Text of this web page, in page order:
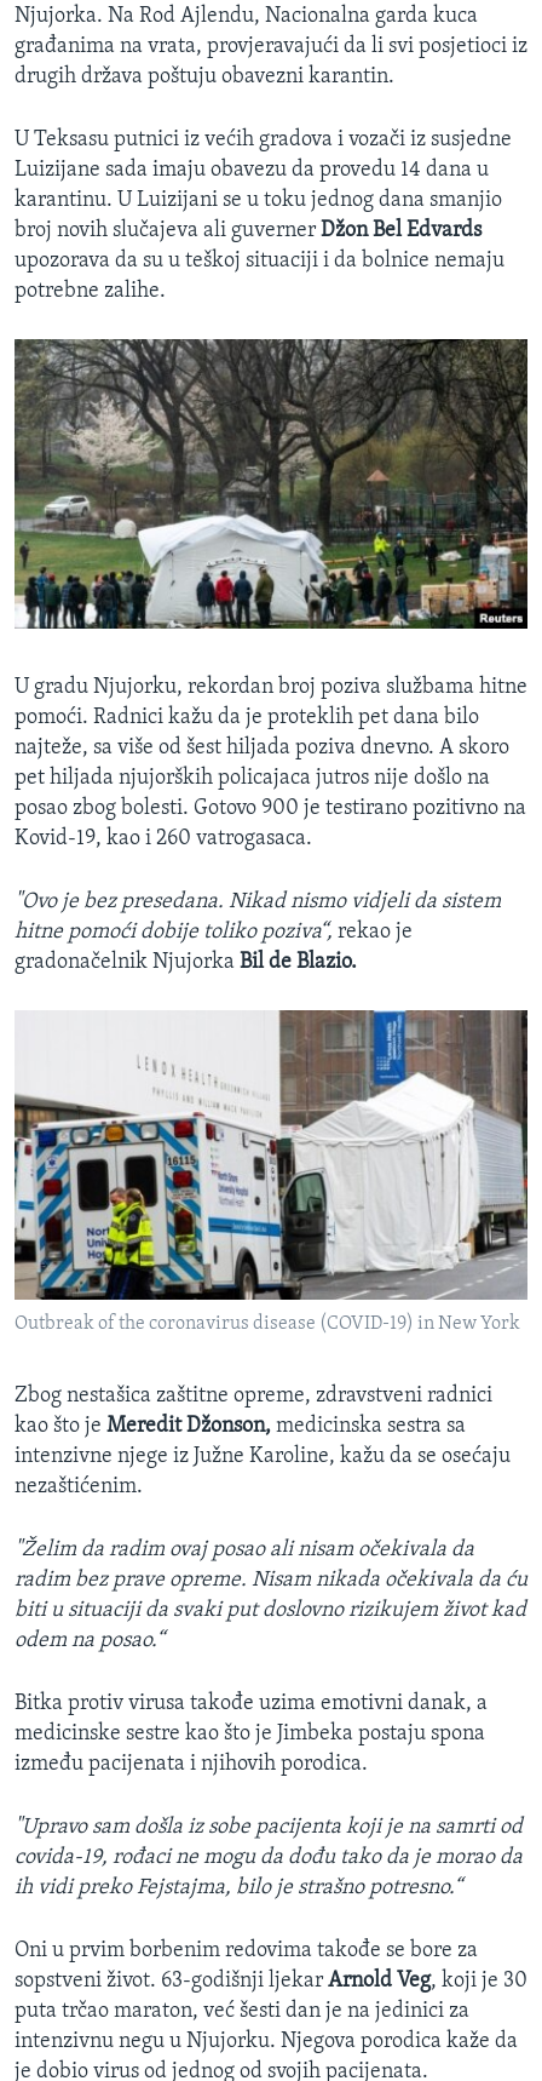
Njujorka. Na Rod Ajlendu, Nacionalna garda kuca
građanima na vrata, provjeravajući da li svi posjetioci iz
drugih država poštuju obavezni karantin.
U Teksasu putnici iz većih gradova i vozači iz susjedne
Luizijane sada imaju obavezu da provedu 14 dana u
karantinu. U Luizijani se u toku jednog dana smanjio
broj novih slučajeva ali guverner Džon Bel Edvards
upozorava da su u teškoj situaciji i da bolnice nemaju
potrebne zalihe.
U gradu Njujorku, rekordan broj poziva službama hitne
pomoći. Radnici kažu da je proteklih pet dana bilo
najteže, sa više od šest hiljada poziva dnevno. A skoro
pet hiljada njujorških policajaca jutros nije došlo na
posao zbog bolesti. Gotovo 900 je testirano pozitivno na
Kovid-19, kao i 260 vatrogasaca.
"Ovo je bez presedana. Nikad nismo vidjeli da sistem
hitne pomoći dobije toliko poziva“, rekao je
gradonačelnik Njujorka Bil de Blazio.
Outbreak of the coronavirus disease (COVID-19) in New York
Zbog nestašica zaštitne opreme, zdravstveni radnici
kao što je Meredit Džonson, medicinska sestra sa
intenzivne njege iz Južne Karoline, kažu da se osećaju
nezaštićenim.
"Želim da radim ovaj posao ali nisam očekivala da
radim bez prave opreme. Nisam nikada očekivala da ću
biti u situaciji da svaki put doslovno rizikujem život kad
odem na posao.“
Bitka protiv virusa takođe uzima emotivni danak, a
medicinske sestre kao što je Jimbeka postaju spona
između pacijenata i njihovih porodica.
"Upravo sam došla iz sobe pacijenta koji je na samrti od
covida-19, rođaci ne mogu da dođu tako da je morao da
ih vidi preko Fejstajma, bilo je strašno potresno.“
Oni u prvim borbenim redovima takođe se bore za
sopstveni život. 63-godišnji ljekar Arnold Veg, koji je 30
puta trčao maraton, već šesti dan je na jedinici za
intenzivnu negu u Njujorku. Njegova porodica kaže da
je dobio virus od jednog od svojih pacijenata.